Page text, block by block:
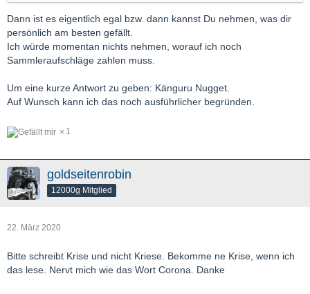
Dann ist es eigentlich egal bzw. dann kannst Du nehmen, was dir
persönlich am besten gefällt.
Ich würde momentan nichts nehmen, worauf ich noch
Sammleraufschläge zahlen muss.
Um eine kurze Antwort zu geben: Känguru Nugget.
Auf Wunsch kann ich das noch ausführlicher begründen.
1
goldseitenrobin
12000g Mitglied
22. März 2020
Bitte schreibt Krise und nicht Kriese. Bekomme ne Krise, wenn ich
das lese. Nervt mich wie das Wort Corona. Danke